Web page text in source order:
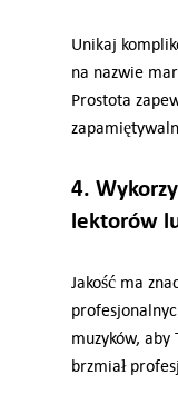
Unikaj
na nazwie
Prostota
4.
lektorów
Jakość ma
muzyków, aby
brzmiał